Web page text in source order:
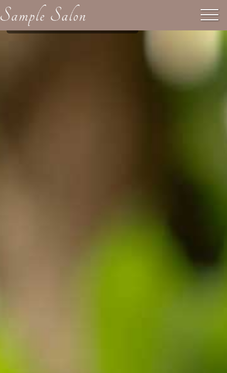
あなただけの特別なひととき
日常を忘れて、心と身体を癒すひとときを。
美しさは内側から
内面から輝く美しさを引き出すケアをご提案します。
至福のリラクゼーション
上質な空間で、極上のトリートメントをお届けします。